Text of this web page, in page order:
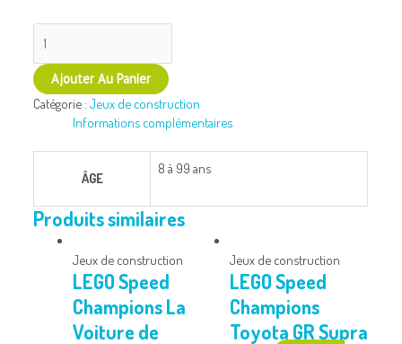
Ajouter Au Panier
Catégorie :Jeux de construction
Informations complémentaires
ÂGE
8 à 99 ans
Produits similaires
Jeux de construction
LEGO Speed
Champions La
Voiture de
Jeux de construction
LEGO Speed
Champions
Toyota GR Supra